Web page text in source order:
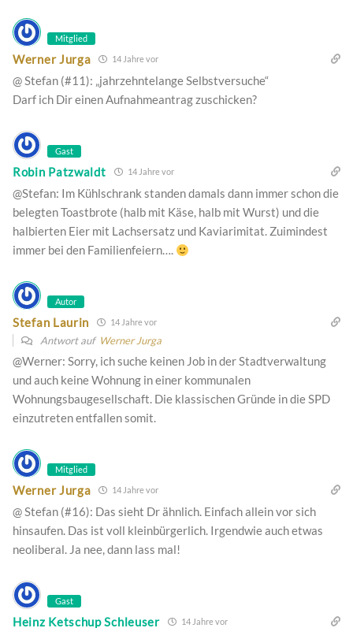
Mitglied
Werner Jurga 14 Jahre vor
@ Stefan (#11): „jahrzehntelange Selbstversuche“
Darf ich Dir einen Aufnahmeantrag zuschicken?
Gast
Robin Patzwaldt 14 Jahre vor
@Stefan: Im Kühlschrank standen damals dann immer schon die
belegten Toastbrote (halb mit Käse, halb mit Wurst) und die
halbierten Eier mit Lachsersatz und Kaviarimitat. Zuimindest
immer bei den Familienfeiern….
Autor
Stefan Laurin 14 Jahre vor
Antwort auf Werner Jurga
@Werner: Sorry, ich suche keinen Job in der Stadtverwaltung
und auch keine Wohnung in einer kommunalen
Wohnungsbaugesellschaft. Die klassischen Gründe in die SPD
einzutreten entfallen somit.
Mitglied
Werner Jurga 14 Jahre vor
@ Stefan (#16): Das sieht Dr ähnlich. Einfach allein vor sich
hinsaufen. Das ist voll kleinbürgerlich. Irgendwie auch etwas
neoliberal. Ja nee, dann lass mal!
Gast
Heinz Ketschup Schleuser 14 Jahre vor